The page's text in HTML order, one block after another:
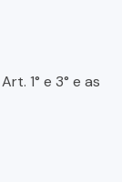
1° e 3° e as